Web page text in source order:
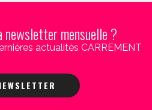
mensuelle ?
actualités CARREMENT